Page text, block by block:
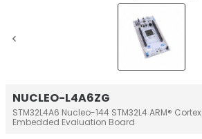
NUCLEO-L4A6ZG
STM32L4A6 Nucleo-144 STM32L4 ARM®
Embedded Evaluation Board